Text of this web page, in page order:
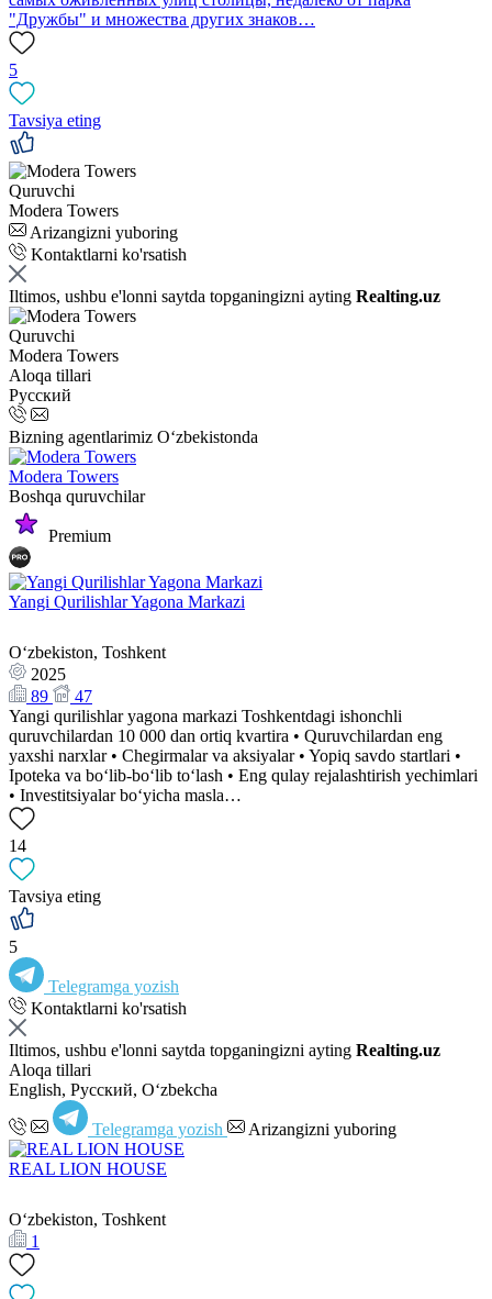
"Дружбы" и множества других знаков…
5
Tavsiya eting
Quruvchi
Modera Towers
Arizangizni yuboring
Kontaktlarni ko'rsatish
Iltimos, ushbu e'lonni saytda topganingizni ayting Realting.uz
Quruvchi
Modera Towers
Aloqa tillari
Русский
Bizning agentlarimiz O‘zbekistonda
Modera Towers
Boshqa quruvchilar
Premium
Yangi Qurilishlar Yagona Markazi
Oʻzbekiston, Toshkent
2025
89
47
Yangi qurilishlar yagona markazi Toshkentdagi ishonchli
quruvchilardan 10 000 dan ortiq kvartira • Quruvchilardan eng
yaxshi narxlar • Chegirmalar va aksiyalar • Yopiq savdo startlari •
Ipoteka va bo‘lib-bo‘lib to‘lash • Eng qulay rejalashtirish yechimlari
• Investitsiyalar bo‘yicha masla…
14
Tavsiya eting
5
Telegramga yozish
Kontaktlarni ko'rsatish
Iltimos, ushbu e'lonni saytda topganingizni ayting Realting.uz
Aloqa tillari
English, Русский, Oʻzbekcha
Telegramga yozish Arizangizni yuboring
REAL LION HOUSE
Oʻzbekiston, Toshkent
1